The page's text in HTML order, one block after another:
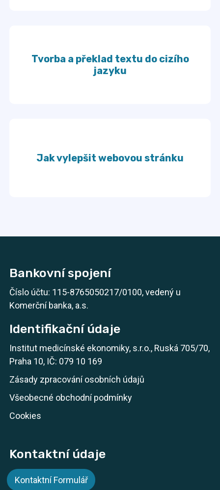
Tvorba a překlad textu do cizího
jazyku
Jak vylepšit webovou stránku
Bankovní spojení
Číslo účtu: 115-8765050217/0100, vedený u
Komerční banka, a.s.
Identifikační údaje
Institut medicínské ekonomiky, s.r.o., Ruská 705/70,
Praha 10, IČ: 079 10 169
Zásady zpracování osobních údajů
Všeobecné obchodní podmínky
Cookies
Kontaktní údaje
Kontaktní Formulář